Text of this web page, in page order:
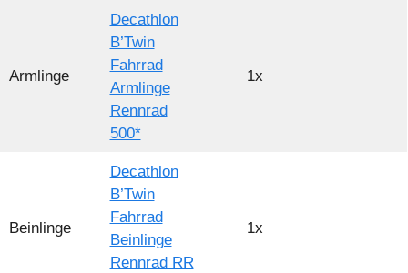
Armlinge
Decathlon
B’Twin
Fahrrad
Armlinge
Rennrad
500*
1x
Beinlinge
Decathlon
B’Twin
Fahrrad
Beinlinge
Rennrad RR
1x